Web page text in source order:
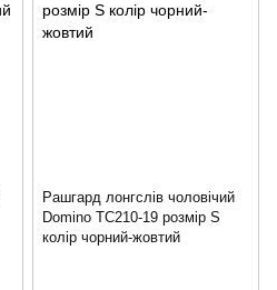
Рашгард лонгслів чоловічий
Domino TC210-19 розмір S
колір чорний-жовтий